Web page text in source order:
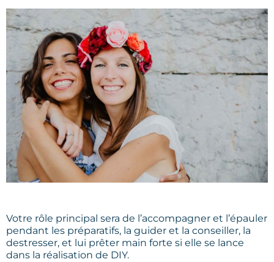
Votre rôle principal sera de l’accompagner et l’épauler
pendant les préparatifs, la guider et la conseiller, la
destresser, et lui prêter main forte si elle se lance
dans la réalisation de DIY.